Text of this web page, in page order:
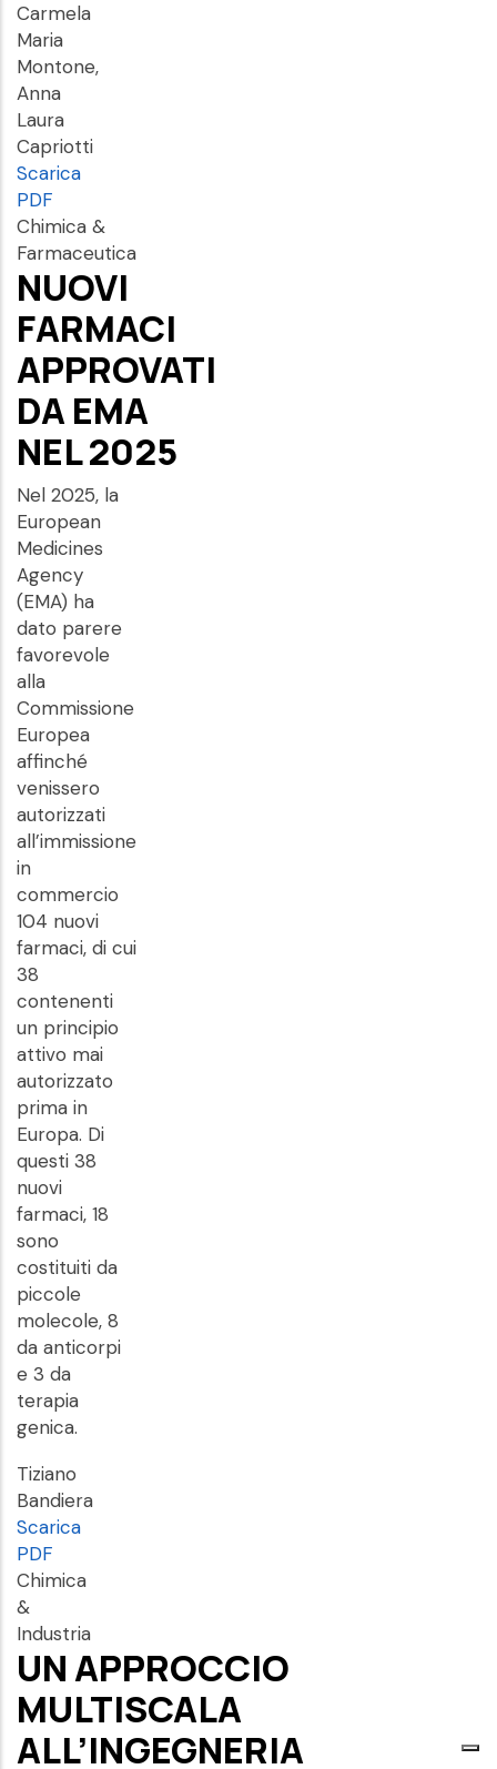
Carmela
Maria
Montone,
Anna
Laura
Capriotti
Scarica
PDF
Chimica &
Farmaceutica
NUOVI
FARMACI
APPROVATI
DA EMA
NEL 2025
Nel 2025, la
European
Medicines
Agency
(EMA) ha
dato parere
favorevole
alla
Commissione
Europea
affinché
venissero
autorizzati
all’immissione
in
commercio
104 nuovi
farmaci, di cui
38
contenenti
un principio
attivo mai
autorizzato
prima in
Europa. Di
questi 38
nuovi
farmaci, 18
sono
costituiti da
piccole
molecole, 8
da anticorpi
e 3 da
terapia
genica.
Tiziano
Bandiera
Scarica
PDF
Chimica
&
Industria
UN APPROCCIO
MULTISCALA
ALL’INGEGNERIA